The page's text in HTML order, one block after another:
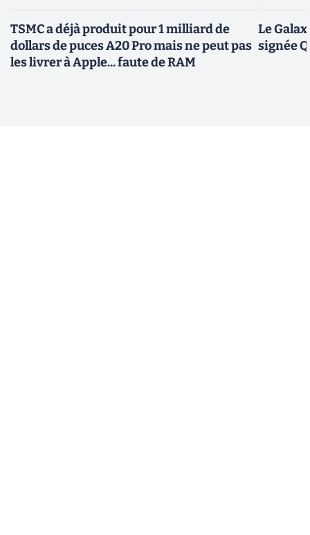
TSMC a déjà produit pour 1 milliard de
dollars de puces A20 Pro mais ne peut pas
les livrer à Apple... faute de RAM
Le
signée